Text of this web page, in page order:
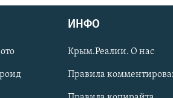
ИНФО
Крым.Реалии. О нас
Правила